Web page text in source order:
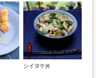
シイタケ丼